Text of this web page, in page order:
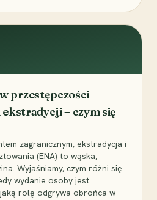
przestępczości
– czym się
zagranicznym, ekstradycja i
(ENA) to wąska,
Wyjaśniamy, czym różni się
wydanie osoby jest
rolę odgrywa obrońca w